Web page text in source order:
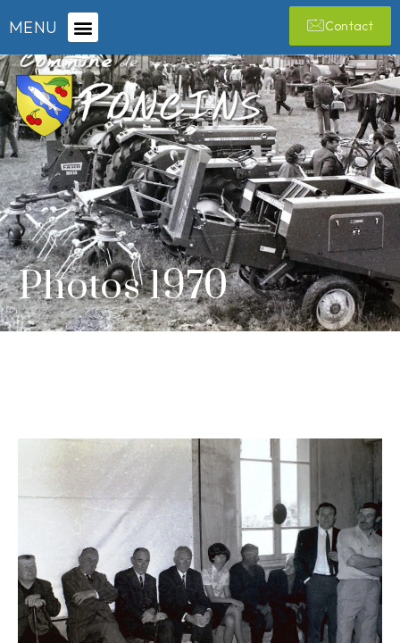
MENU Contact
Photos 1970